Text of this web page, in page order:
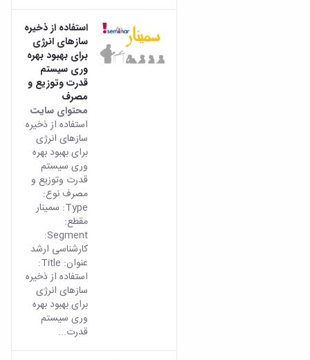
استفاده از ذخیره
سازهای انرژی
برای بهبود بهره
وری سیستم
قدرت وتوزیع و
مصرف
محتوای سایت
استفاده از ذخیره
سازهای انرژی
برای بهبود بهره
وری سیستم
قدرت وتوزیع و
مصرف نوع:
Type: سمینار
مقطع:
Segment:
کارشناسی ارشد
عنوان: Title:
استفاده از ذخیره
سازهای انرژی
برای بهبود بهره
وری سیستم
قدرت...